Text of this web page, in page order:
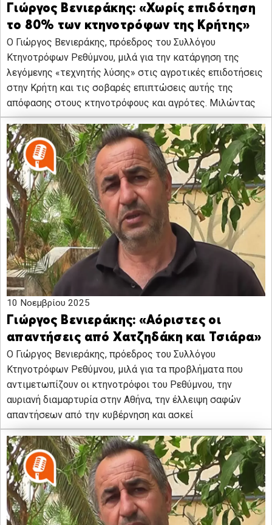
Γιώργος Βενιεράκης: «Χωρίς επιδότηση
το 80% των κτηνοτρόφων της Κρήτης»
Ο Γιώργος Βενιεράκης, πρόεδρος του Συλλόγου
Κτηνοτρόφων Ρεθύμνου, μιλά για την κατάργηση της
λεγόμενης «τεχνητής λύσης» στις αγροτικές επιδοτήσεις
στην Κρήτη και τις σοβαρές επιπτώσεις αυτής της
απόφασης στους κτηνοτρόφους και αγρότες. Μιλώντας
10 Νοεμβρίου 2025
Γιώργος Βενιεράκης: «Αόριστες οι
απαντήσεις από Χατζηδάκη και Τσιάρα»
Ο Γιώργος Βενιεράκης, πρόεδρος του Συλλόγου
Κτηνοτρόφων Ρεθύμνου, μιλά για τα προβλήματα που
αντιμετωπίζουν οι κτηνοτρόφοι του Ρεθύμνου, την
αυριανή διαμαρτυρία στην Αθήνα, την έλλειψη σαφών
απαντήσεων από την κυβέρνηση και ασκεί